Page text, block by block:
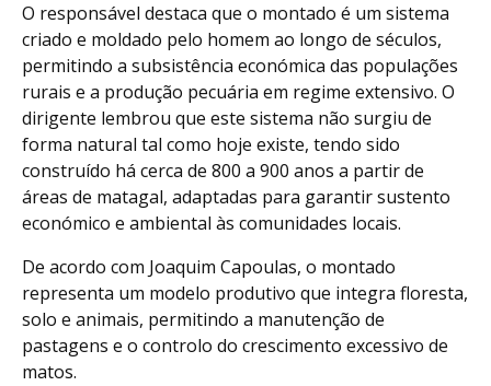
O responsável destaca que o montado é um sistema
criado e moldado pelo homem ao longo de séculos,
permitindo a subsistência económica das populações
rurais e a produção pecuária em regime extensivo. O
dirigente lembrou que este sistema não surgiu de
forma natural tal como hoje existe, tendo sido
construído há cerca de 800 a 900 anos a partir de
áreas de matagal, adaptadas para garantir sustento
económico e ambiental às comunidades locais.
De acordo com Joaquim Capoulas, o montado
representa um modelo produtivo que integra floresta,
solo e animais, permitindo a manutenção de
pastagens e o controlo do crescimento excessivo de
matos.